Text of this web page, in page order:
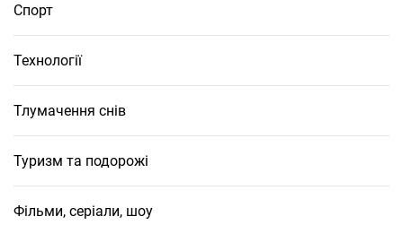
Спорт
Технології
Тлумачення снів
Туризм та подорожі
Фільми, серіали, шоу